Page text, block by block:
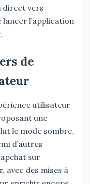
direct vers
l’application
de
utilisateur
une
le mode sombre,
d’autres
sur
avec des mises à